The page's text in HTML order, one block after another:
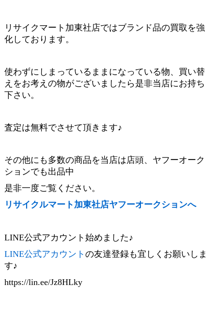
リサイクマート加東社店ではブランド品の買取を強
化しております。
使わずにしまっているままになっている物、買い替
えをお考えの物がございましたら是非当店にお持ち
下さい。
査定は無料でさせて頂きます♪
その他にも多数の商品を当店は店頭、ヤフーオーク
ションでも出品中
是非一度ご覧ください。
リサイクルマート加東社店ヤフーオークションへ
LINE公式アカウント始めました♪
LINE公式アカウント の友達登録も宜しくお願いしま
す♪
https://lin.ee/Jz8HLky